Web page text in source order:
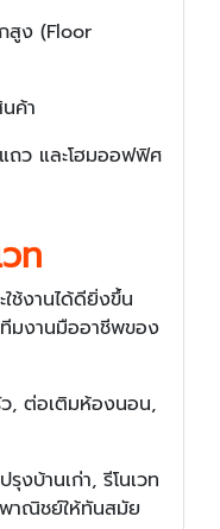
สูง (Floor
ค้า
ถว และโฮมออฟฟิศ
ท
ช้งานได้ดียิ่งขึ้น
ทีมงานมืออาชีพของ
, ต่อเติมห้องนอน,
รุงบ้านเก่า, รีโนเวท
พาณิชย์ให้ทันสมัย